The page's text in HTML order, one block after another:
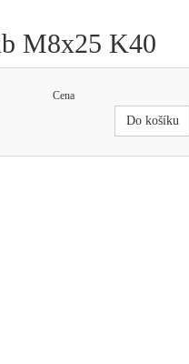
M8x25 K40
Cena
Do košíku